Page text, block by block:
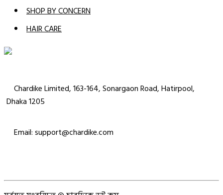
SHOP BY CONCERN
HAIR CARE
Chardike Limited, 163-164, Sonargaon Road, Hatirpool,
Dhaka 1205
Email: support@chardike.com